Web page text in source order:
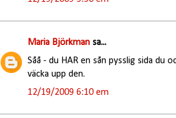
Maria Björkmansa...
Såå - du HAR en sån pysslig sida du
väcka upp den.
12/19/2009 6:10 em